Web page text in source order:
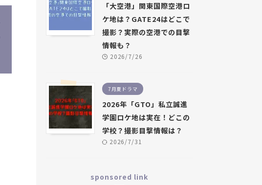
「大空港」関東国際空港ロ
ケ地は？GATE24はどこで
撮影？実際の空港での目撃
情報も？
2026/7/26
7月夏ドラマ
2026年「GTO」私立誠進
学園ロケ地は実在！どこの
学校？撮影目撃情報は？
2026/7/31
sponsored link